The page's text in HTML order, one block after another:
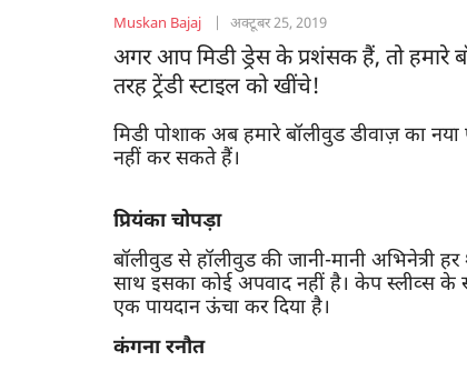
Muskan Bajaj | अक्टूबर 25, 2019
अगर आप मिडी ड्रेस के प्रशंसक हैं, तो
तरह ट्रेंडी स्टाइल को खींचे!
मिडी पोशाक अब हमारे बॉलीवुड डीवाज़ का
नहीं कर सकते हैं।
प्रियंका चोपड़ा
बॉलीवुड से हॉलीवुड की जानी-मानी अभिनेत्री
साथ इसका कोई अपवाद नहीं है। केप स्लीव्स
एक पायदान ऊंचा कर दिया है।
कंगना रनौत